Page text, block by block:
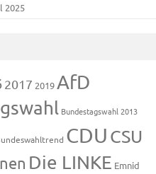
2025
2017 2019AfD
Bundestagswahl 2013
CDUCSU
Die LINKE Emnid